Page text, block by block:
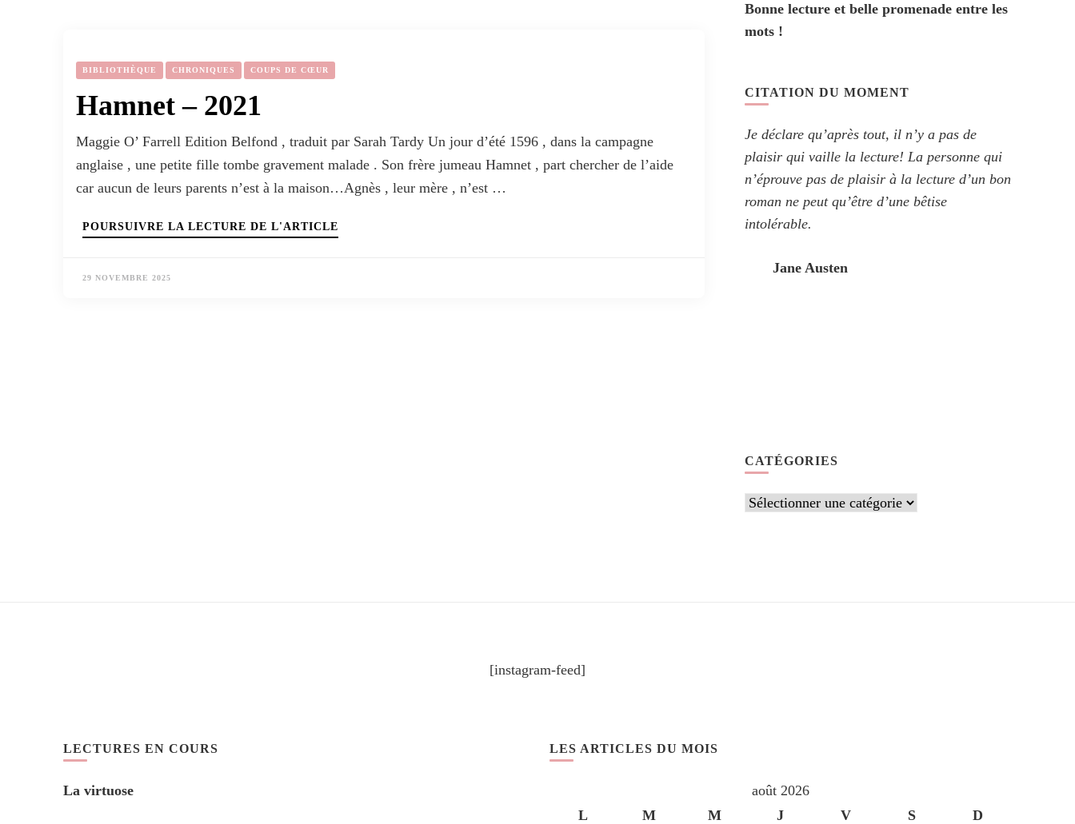
BIBLIOTHÈQUE CHRONIQUES COUPS DE CŒUR
Hamnet – 2021
Maggie O’ Farrell Edition Belfond , traduit par Sarah Tardy Un jour d’été 1596 , dans la campagne
anglaise , une petite fille tombe gravement malade . Son frère jumeau Hamnet , part chercher de l’aide
car aucun de leurs parents n’est à la maison…Agnès , leur mère , n’est …
POURSUIVRE LA LECTURE DE L'ARTICLE
29 NOVEMBRE 2025
Bonne lecture et belle promenade entre les
mots !
CITATION DU MOMENT
Je déclare qu’après tout, il n’y a pas de
plaisir qui vaille la lecture! La personne qui
n’éprouve pas de plaisir à la lecture d’un bon
roman ne peut qu’être d’une bêtise
intolérable.
Jane Austen
CATÉGORIES
Catégories
[instagram-feed]
LECTURES EN COURS
La virtuose
LES ARTICLES DU MOIS
août 2026
L
M M J V S
D